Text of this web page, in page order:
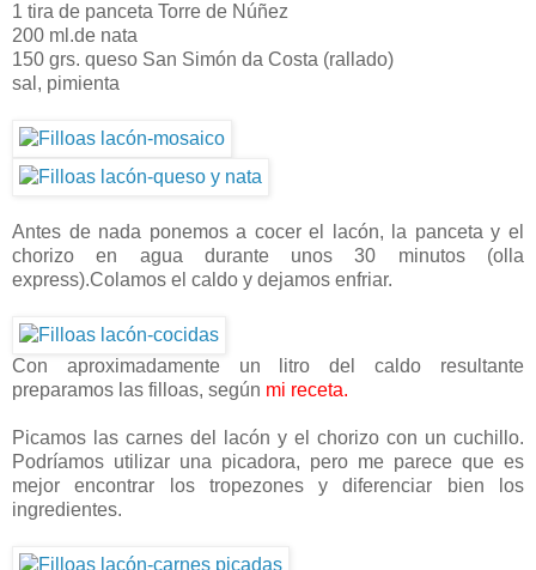
1 tira de panceta Torre de Núñez
200 ml.de nata
150 grs. queso San Simón da Costa (rallado)
sal, pimienta
Antes de nada ponemos a cocer el lacón, la panceta y el
chorizo en agua durante unos 30 minutos (olla
express).Colamos el caldo y dejamos enfriar.
Con aproximadamente un litro del caldo resultante
preparamos las filloas, según mi receta.
Picamos las carnes del lacón y el chorizo con un cuchillo.
Podríamos utilizar una picadora, pero me parece que es
mejor encontrar los tropezones y diferenciar bien los
ingredientes.